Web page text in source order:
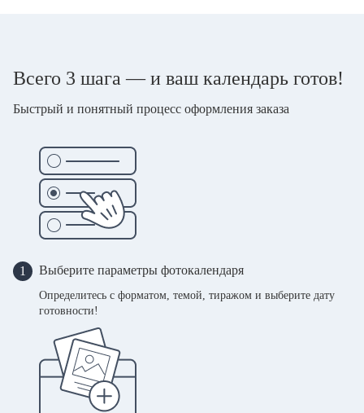
Всего 3 шага — и ваш календарь готов!
Быстрый и понятный процесс оформления заказа
1 Выберите параметры фотокалендаря
Определитесь с форматом, темой, тиражом и выберите дату
готовности!